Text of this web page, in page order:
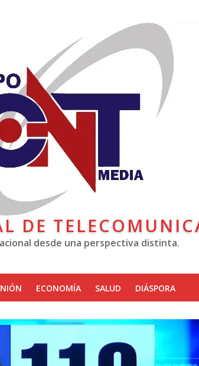
DE
desde una perspectiva distinta.
ECONOMÍA SALUD DIÁSPORA